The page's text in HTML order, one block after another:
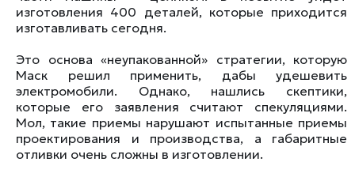
изготовления 400 деталей, которые приходится
изготавливать сегодня.
Это основа «неупакованной» стратегии, которую
Маск решил применить, дабы удешевить
электромобили. Однако, нашлись скептики,
которые его заявления считают спекуляциями.
Мол, такие приемы нарушают испытанные приемы
проектирования и производства, а габаритные
отливки очень сложны в изготовлении.